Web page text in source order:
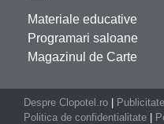
Materiale educative
Programari saloane
Magazinul de Carte
Despre Clopotel.ro | Publicitate
Politica de confidentialitate |